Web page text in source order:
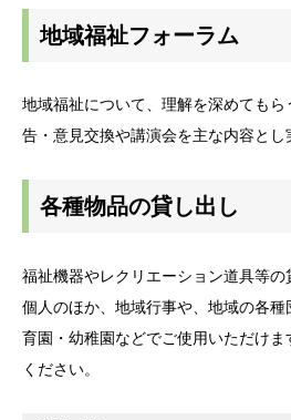
地域福祉フォーラム
地域福祉について、理解を深めても
告・意見交換や講演会を主な内容とし
各種物品の貸し出し
福祉機器やレクリエーション道具等の
個人のほか、地域行事や、地域の各
育園・幼稚園などでご使用いただけ
ください。